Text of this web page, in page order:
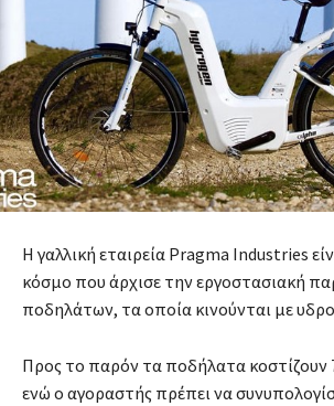
Η γαλλική εταιρεία Pragma Industries
κόσμο που άρχισε την εργοστασιακή
ποδηλάτων, τα οποία κινούνται με
Προς το παρόν τα ποδήλατα κοστίζουν
ενώ ο αγοραστής πρέπει να